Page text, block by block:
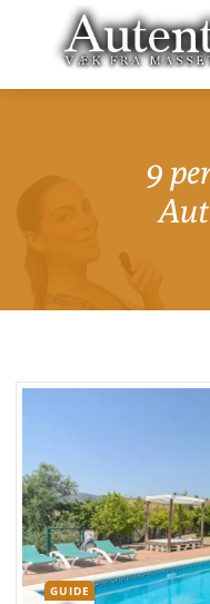
9
GUIDE